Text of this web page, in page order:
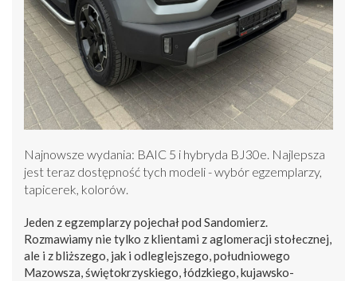
Najnowsze wydania: BAIC 5 i hybryda BJ30e. Najlepsza
jest teraz dostępność tych modeli - wybór egzemplarzy,
tapicerek, kolorów.
Jeden z egzemplarzy pojechał pod Sandomierz.
Rozmawiamy nie tylko z klientami z aglomeracji stołecznej,
ale i z bliższego, jak i odleglejszego, południowego
Mazowsza, świętokrzyskiego, łódzkiego, kujawsko-